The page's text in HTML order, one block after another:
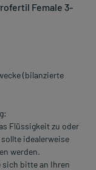
Female 3-
(bilanzierte
Flüssigkeit zu oder
idealerweise
werden.
sich bitte an Ihren